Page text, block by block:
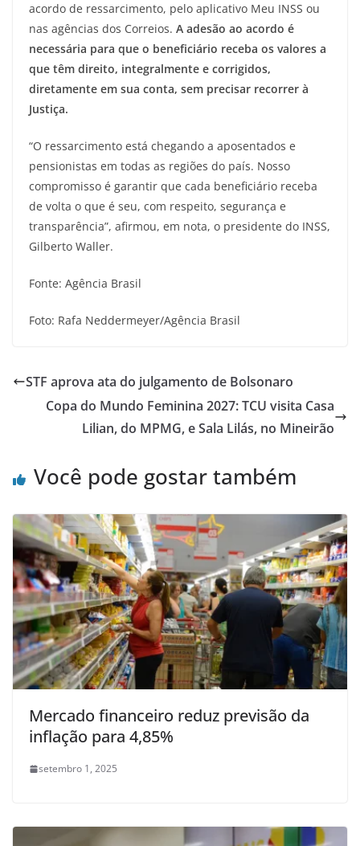
acordo de ressarcimento, pelo aplicativo Meu INSS ou
nas agências dos Correios. A adesão ao acordo é
necessária para que o beneficiário receba os valores a
que têm direito, integralmente e corrigidos,
diretamente em sua conta, sem precisar recorrer à
Justiça.
“O ressarcimento está chegando a aposentados e
pensionistas em todas as regiões do país. Nosso
compromisso é garantir que cada beneficiário receba
de volta o que é seu, com respeito, segurança e
transparência”, afirmou, em nota, o presidente do INSS,
Gilberto Waller.
Fonte: Agência Brasil
Foto: Rafa Neddermeyer/Agência Brasil
STF aprova ata do julgamento de Bolsonaro
Copa do Mundo Feminina 2027: TCU visita Casa
Lilian, do MPMG, e Sala Lilás, no Mineirão
Você pode gostar também
Mercado financeiro reduz previsão da
inflação para 4,85%
setembro 1, 2025